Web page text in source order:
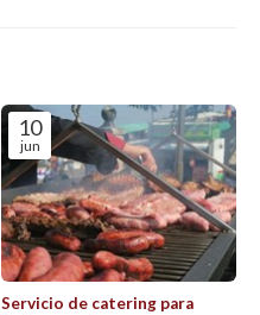
10
jun
Servicio de catering para